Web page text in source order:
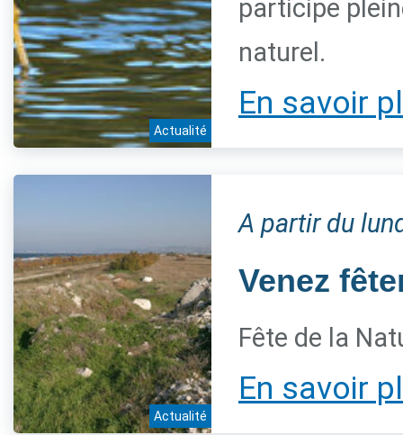
Actualité
participe
naturel.
En savoir
Actualité
A partir du
Venez
Fête de la
En savoir